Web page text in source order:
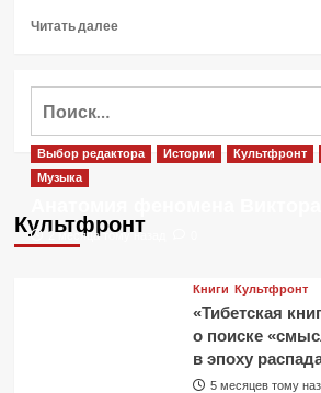
Читать далееПрочитать
Час
Ответы
на
вопросы
Культфронт
Выбор редактора Истории Культфронт
Музыка
2 месяца тому назад
Книги Культфронт
«Тибетская
о поиске
в эпоху
5 месяцев тому